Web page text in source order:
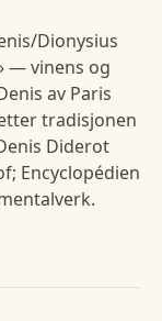
Dionysius
— vinens og
av Paris
tradisjonen
Diderot
Encyclopédien